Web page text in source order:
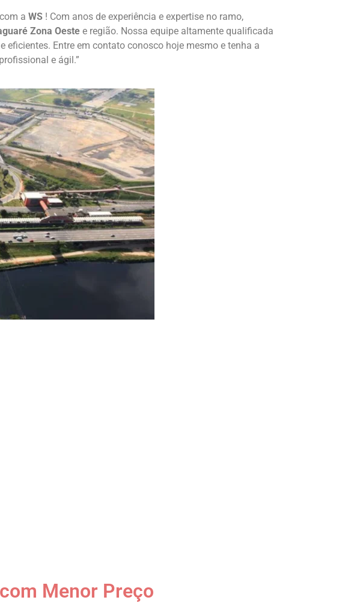
a WS ! Com anos de experiência e expertise no ramo,
Zona Oeste e região. Nossa equipe altamente qualificada
Entre em contato conosco hoje mesmo e tenha a
e ágil.”
Menor Preço